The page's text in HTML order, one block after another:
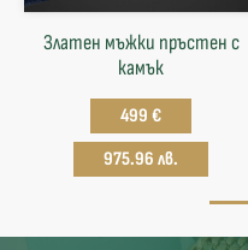
Златен мъжки пръстен с
камък
499 €
975.96 лв.